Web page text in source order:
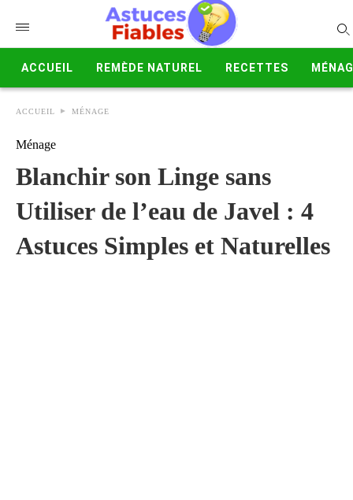
ACCUEIL REMÈDE NATUREL RECETTES
ACCUEIL MÉNAGE
Ménage
Blanchir son Linge sans
Utiliser de l’eau de Javel : 4
Astuces Simples et Naturelles